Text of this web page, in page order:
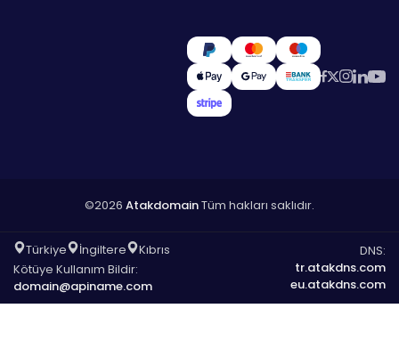
©2026 AtakdomainTüm hakları saklıdır.
Türkiye İngiltere
Kıbrıs
Kötüye Kullanım Bildir:
domain@apiname.com
DNS:
tr.atakdns.com
eu.atakdns.com